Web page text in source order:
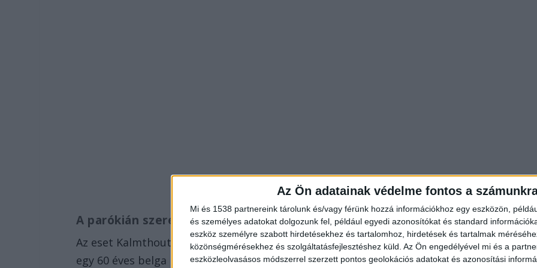
Az Ön adatainak védelme fontos a
Mi és 1538 partnereink tárolunk és/vagy férünk hozzá információkhoz egy eszközön,
és személyes adatokat dolgozunk fel, például egyedi azonosítókat és standard
eszköz személyre szabott hirdetésekhez és tartalomhoz, hirdetések és tartalmak
közönségmérésekhez és szolgáltatásfejlesztéshez küld. Az Ön engedélyével mi és a
eszközleolvasásos módszerrel szerzett pontos geolokációs adatokat és azonosítási
A parókián szerelmeskedtek
Az eset Kalmthout településen, Antwerpen északi részén történt csütörtök este. A férfi
egy 60 éves belga pappal volt együtt a parókián, ám hirtelen rosszul lett.A Kékvillogó